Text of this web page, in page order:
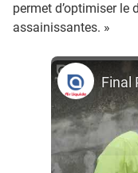
permet d’optimiser le
assainissantes. »